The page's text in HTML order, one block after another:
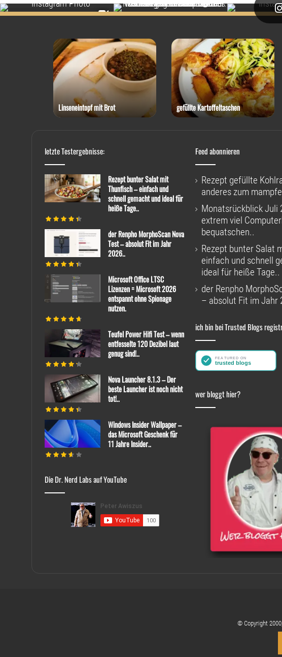
Linseneintopf mit Brot gefüllte Kartoffeltaschen
letzte Testergebnisse:
Rezept bunter Salat mit
Thunfisch – einfach und
schnell gemacht und ideal für
heiße Tage..
der Renpho MorphoScan Nova
Test – absolut Fit im Jahr
2026..
Microsoft Office LTSC
Lizenzen = Microsoft 2026
entspannt ohne Spionage
nutzen.
Teufel Power Hifi Test – wenn
entfesselte 120 Dezibel laut
genug sind!..
Nova Launcher 8.1.3 – Der
beste Launcher ist noch nicht
tot!..
Windows Insider Wallpaper –
das Microsoft Geschenk für
11 Jahre Insider..
Die Dr. Nerd Labs auf YouTube
Feed abonnieren
Rezept gefüllte
anderes zum
Monatsrückblick Juli
extrem viel
bequatschen..
Rezept bunter Salat
einfach und schnell
ideal für heiße Tage..
der Renpho
– absolut Fit im Jahr
ich bin bei Trusted Blogs
wer bloggt hier?
© Copyright